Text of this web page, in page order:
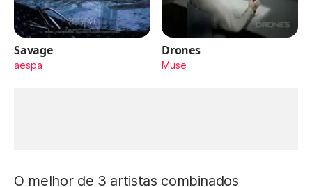
Savage
aespa
Drones
Muse
O melhor de 3 artistas combinados